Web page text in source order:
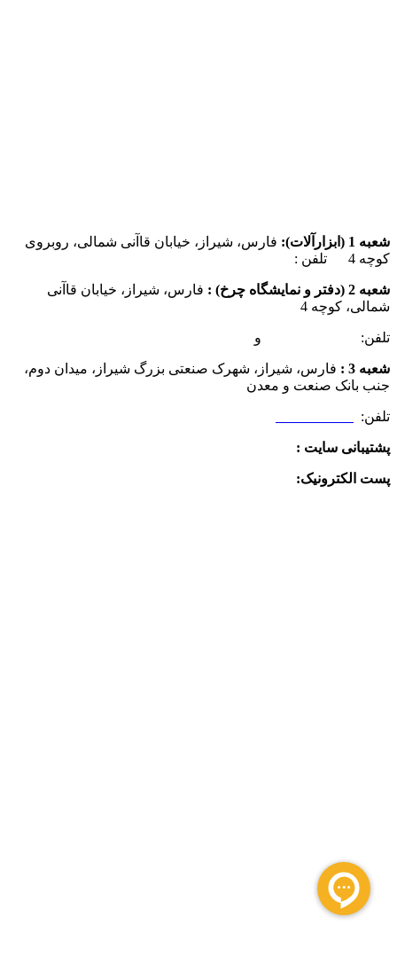
شعبه 1 (ابزارآلات):
فارس، شیراز، خیابان قاآنی شمالی، روبروی
کوچه 4 تلفن :
شعبه 2 (دفتر و نمایشگاه چرخ) :
فارس، شیراز، خیابان قاآنی
شمالی، کوچه 4
تلفن: و
شعبه 3 :
فارس، شیراز، شهرک صنعتی بزرگ شیراز، میدان دوم،
جنب بانک صنعت و معدن
تلفن:
پشتیبانی سایت :
پست الکترونیک: